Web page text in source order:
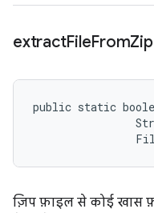
extractFileFromZip
public static
ज़िप फ़ाइल से कोई खास